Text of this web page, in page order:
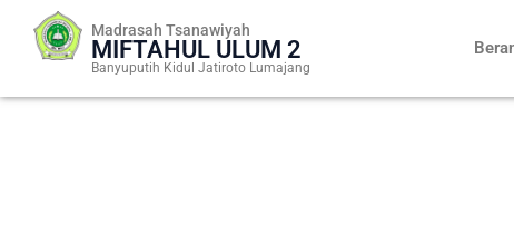
Madrasah Tsanawiyah
MIFTAHUL ULUM 2
Banyuputih Kidul Jatiroto Lumajang